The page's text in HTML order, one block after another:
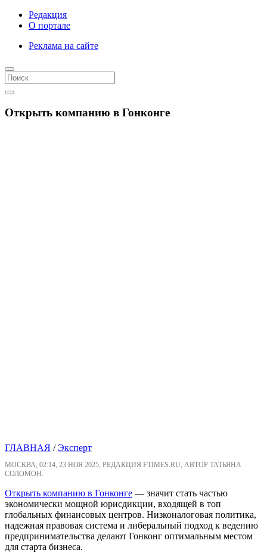
Редакция
О портале
Реклама на сайте
Открыть компанию в Гонконге
ГЛАВНАЯ /Эксперт
МОСКВА, 02:14, 23 НОЯ 2025, РЕДАКЦИЯ FTIMES.RU, АВТОР ТАТЬЯНА
СОЛОМОН.
Открыть компанию в Гонконге — значит стать частью
экономически мощной юрисдикции, входящей в топ
глобальных финансовых центров. Низконалоговая политика,
надежная правовая система и либеральный подход к ведению
предпринимательства делают Гонконг оптимальным местом
для старта бизнеса.